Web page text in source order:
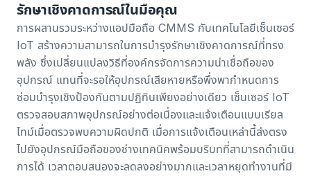
รักษาเชิงคาดการณ์ในมือคุณ
การผสานรวมระหว่างแอปมือถือ CMMS กับเทคโนโลยีเซ็นเซอร์
IoT สร้างความสามารถในการบำรุงรักษาเชิงคาดการณ์ที่ทรง
พลัง ซึ่งเปลี่ยนแปลงวิธีที่องค์กรจัดการความน่าเชื่อถือของ
อุปกรณ์ แทนที่จะรอให้อุปกรณ์เสียหายหรือพึ่งพากำหนดการ
ซ่อมบำรุงเชิงป้องกันตามปฏิทินเพียงอย่างเดียว เซ็นเซอร์ IoT
ตรวจสอบสภาพอุปกรณ์อย่างต่อเนื่องและแจ้งเตือนแบบเรียล
ไทม์เมื่อตรวจพบความผิดปกติ เมื่อการแจ้งเตือนเหล่านี้ส่งตรง
ไปยังอุปกรณ์มือถือของช่างเทคนิคพร้อมบริบทที่สามารถดำเนิน
การได้ เวลาตอบสนองจะลดลงอย่างมากและเวลาหยุดทำงานที่มี